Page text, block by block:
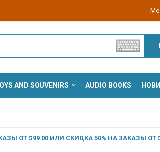
AND SOUVENIRS AUDIO BOOKS
ОТ $99.00 ИЛИ СКИДКА 50% НА ЗАКАЗЫ ОТ